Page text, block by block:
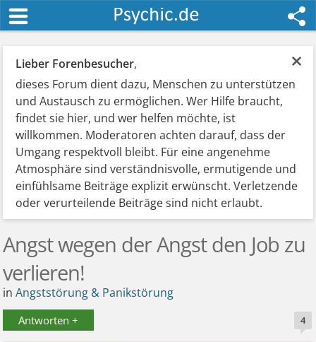
×
Lieber Forenbesucher,
dieses Forum dient dazu, Menschen zu unterstützen
und Austausch zu ermöglichen. Wer Hilfe braucht,
findet sie hier, und wer helfen möchte, ist
willkommen. Moderatoren achten darauf, dass der
Umgang respektvoll bleibt. Für eine angenehme
Atmosphäre sind verständnisvolle, ermutigende und
einfühlsame Beiträge explizit erwünscht. Verletzende
oder verurteilende Beiträge sind nicht erlaubt.
Angst wegen der Angst den Job zu
verlieren!
inAngststörung & Panikstörung
Antworten + 4